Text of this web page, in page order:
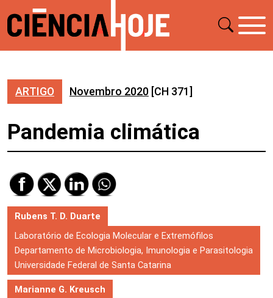
ARTIGO Novembro 2020 [CH 371]
Pandemia climática
Rubens T. D. Duarte
Laboratório de Ecologia Molecular e Extremófilos
Departamento de Microbiologia, Imunologia e Parasitologia
Universidade Federal de Santa Catarina
Marianne G. Kreusch